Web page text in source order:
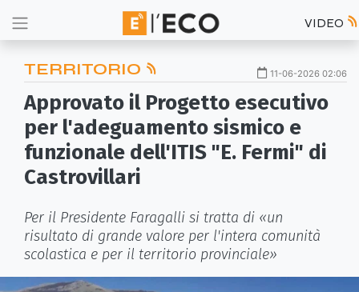
VIDEO
TERRITORIO 11-06-2026 02:06
Approvato il Progetto esecutivo
per l'adeguamento sismico e
funzionale dell'ITIS "E. Fermi" di
Castrovillari
Per il Presidente Faragalli si tratta di «un
risultato di grande valore per l'intera comunità
scolastica e per il territorio provinciale»